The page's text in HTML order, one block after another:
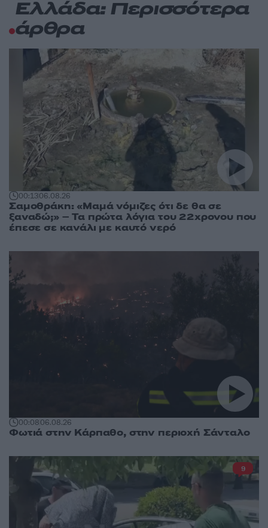
Ελλάδα: Περισσότερα
άρθρα
00:1306.08.26
Σαμοθράκη: «Μαμά νόμιζες ότι δε θα σε
ξαναδώ;» – Τα πρώτα λόγια του 22χρονου που
έπεσε σε κανάλι με καυτό νερό
00:0806.08.26
Φωτιά στην Κάρπαθο, στην περιοχή Σάνταλο
9